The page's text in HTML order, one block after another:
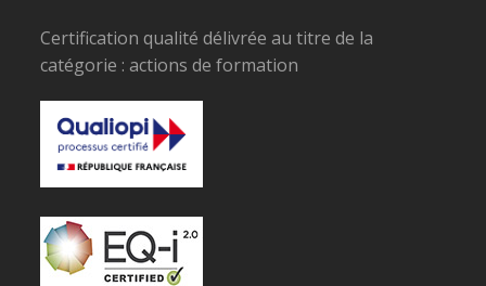
Certification qualité délivrée au titre de la
catégorie : actions de formation